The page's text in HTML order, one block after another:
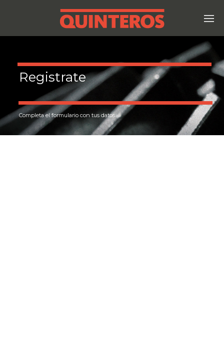
Registrate
Completa el formulario con tus datos.